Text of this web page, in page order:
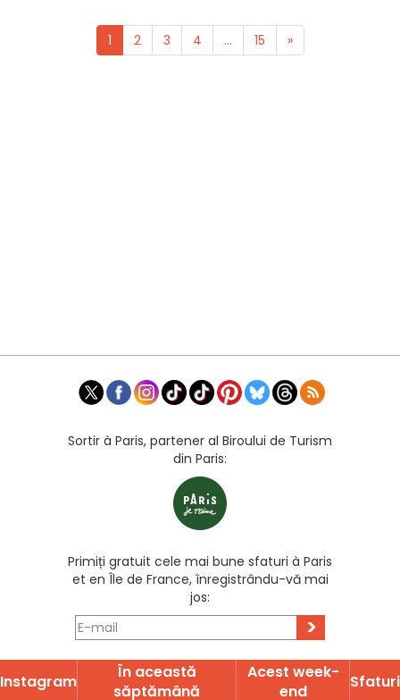
1 2 3 4 ... 15 »
Sortir à Paris, partener al Biroului de Turism
din Paris:
Primiți gratuit cele mai bune sfaturi à Paris
et en Île de France, înregistrându-vă mai
jos:
>
Instagram
În această
săptămână
Acest week-
end
Sfaturi